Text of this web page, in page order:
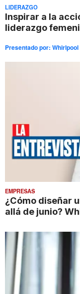
LIDERAZGO
Inspirar a la
liderazgo
Presentado por: Whirlpool
EMPRESAS
¿Cómo diseñar
allá de junio?